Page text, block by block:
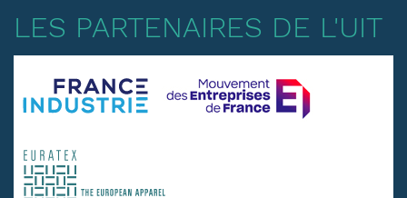
LES PARTENAIRES DE L'UIT